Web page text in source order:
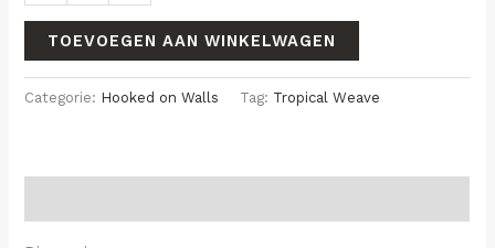
TOEVOEGEN AAN WINKELWAGEN
Categorie: Hooked on Walls Tag: Tropical Weave